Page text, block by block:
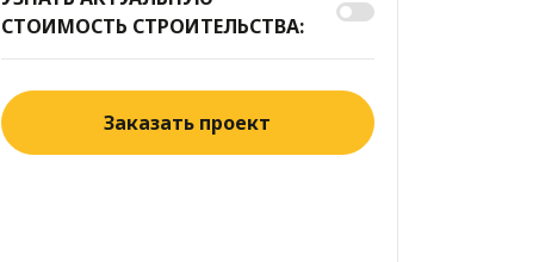
СТОИМОСТЬ СТРОИТЕЛЬСТВА:
Заказать проект